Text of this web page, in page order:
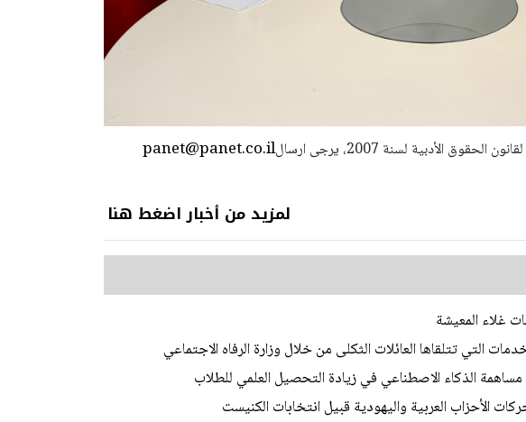
panet@panet.co.ilاستعمال المضامين بموجب بند 27 أ لقانون الحقوق الأدبية لسنة 2007، يرجى ارسال
لمزيد من أخبار اضغط هنا
غلاء المعيشة
التي تتلقاها العائلات الثكلى من خلال وزارة الرفاه الاجتماعي
الذكاء الاصطناعي في زيادة التحصيل العلمي للطلاب
الأحزاب العربية واليهودية قبيل انتخابات الكنيست